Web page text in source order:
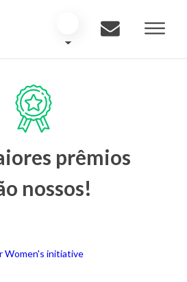
prêmios
nossos!